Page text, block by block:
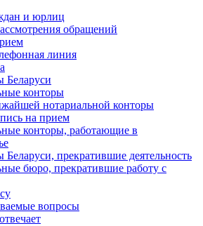
и юрлиц
обращений
линия
Беларуси
конторы
нотариальной конторы
на прием
конторы, работающие в
Беларуси, прекратившие деятельность
бюро, прекратившие работу с
вопросы